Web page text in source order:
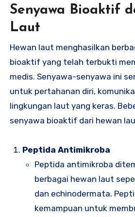
Senyawa Bioaktif
Laut
Hewan laut menghasilkan
bioaktif yang telah terbukti
medis. Senyawa-senyawa ini
untuk pertahanan diri,
lingkungan laut yang keras.
senyawa bioaktif dari hewan
Peptida Antimikroba
Peptida antimikroba
berbagai hewan laut
dan echinodermata.
kemampuan untuk